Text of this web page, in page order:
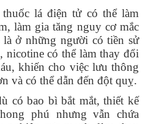
lá điện tử có thể làm
làm gia tăng nguy cơ mắc
là ở những người có tiền sử
có thể làm thay đổi
khiến cho việc lưu thông
và có thể dẫn đến đột quỵ.
có bao bì bắt mắt, thiết kế
phú nhưng vẫn chứa